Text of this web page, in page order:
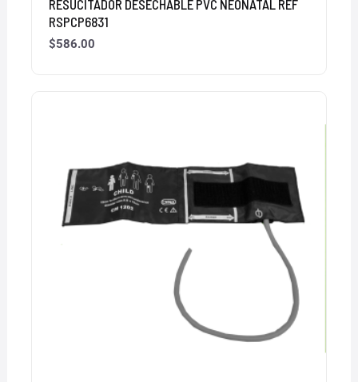
RESUCITADOR DESECHABLE PVC NEONATAL REF
RSPCP6831
$586.00